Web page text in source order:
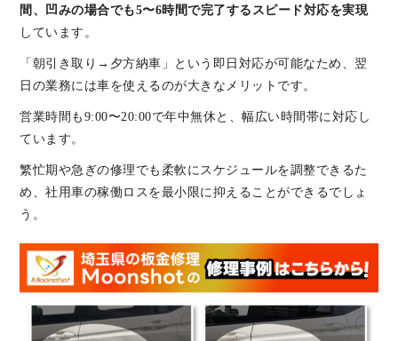
間、凹みの場合でも5〜6時間で完了するスピード対応を実現
しています。
「朝引き取り→夕方納車」という即日対応が可能なため、翌
日の業務には車を使えるのが大きなメリットです。
営業時間も9:00〜20:00で年中無休と、幅広い時間帯に対応し
ています。
繁忙期や急ぎの修理でも柔軟にスケジュールを調整できるた
め、社用車の稼働ロスを最小限に抑えることができるでしょ
う。